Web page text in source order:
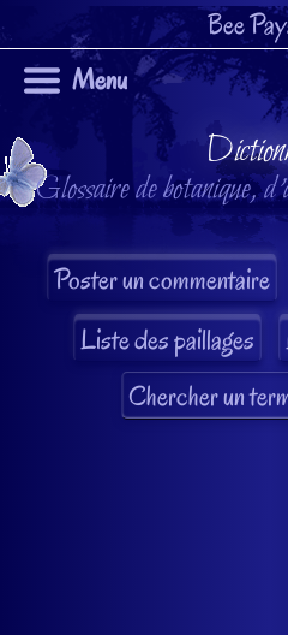
Bee
Menu
Glossaire de botanique,
Liste des paillages